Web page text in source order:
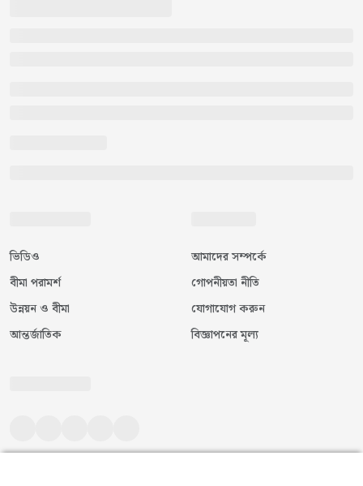
ভিডিও
বীমা পরামর্শ
উন্নয়ন ও বীমা
আন্তর্জাতিক
আমাদের সম্পর্কে
গোপনীয়তা নীতি
যোগাযোগ করুন
বিজ্ঞাপনের মূল্য